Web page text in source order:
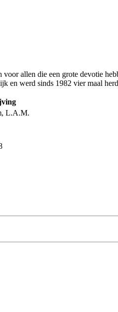
allen die een grote devotie
en werd sinds 1982 vier maal
L.A.M.